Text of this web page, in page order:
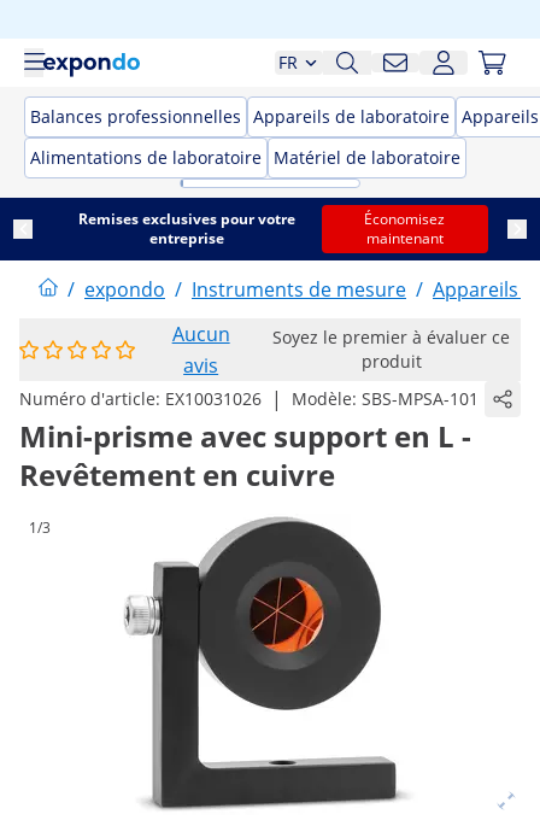
FR
Balances professionnelles Appareils de laboratoire
Alimentations de laboratoire Matériel de laboratoire
Remises exclusives pour votre
entreprise
Économisez
maintenant
/ expondo / Instruments de mesure / Appareils
Aucun
avis
Soyez le premier à évaluer ce
produit
Numéro d'article: EX10031026 | Modèle: SBS-MPSA-101
Mini-prisme avec support en L -
Revêtement en cuivre
1/3